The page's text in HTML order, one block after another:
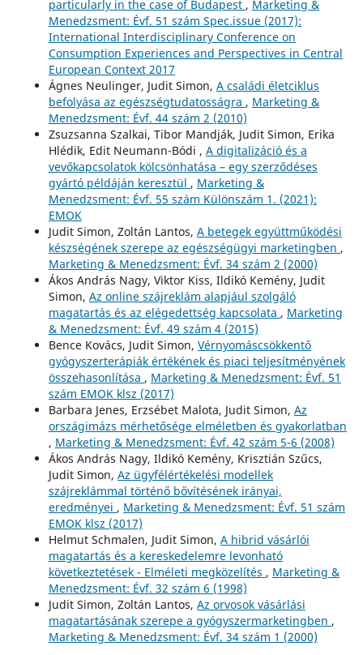
particularly in the case of Budapest , Marketing &
Menedzsment: Évf. 51 szám Spec.issue (2017):
International Interdisciplinary Conference on
Consumption Experiences and Perspectives in Central
European Context 2017
Ágnes Neulinger, Judit Simon, A családi életciklus
befolyása az egészségtudatosságra , Marketing &
Menedzsment: Évf. 44 szám 2 (2010)
Zsuzsanna Szalkai, Tibor Mandják, Judit Simon, Erika
Hlédik, Edit Neumann-Bódi , A digitalizáció és a
vevőkapcsolatok kölcsönhatása – egy szerződéses
gyártó példáján keresztül , Marketing &
Menedzsment: Évf. 55 szám Különszám 1. (2021):
EMOK
Judit Simon, Zoltán Lantos, A betegek együttműködési
készségének szerepe az egészségügyi marketingben ,
Marketing & Menedzsment: Évf. 34 szám 2 (2000)
Ákos András Nagy, Viktor Kiss, Ildikó Kemény, Judit
Simon, Az online szájreklám alapjául szolgáló
magatartás és az elégedettség kapcsolata , Marketing
& Menedzsment: Évf. 49 szám 4 (2015)
Bence Kovács, Judit Simon, Vérnyomáscsökkentő
gyógyszerterápiák értékének és piaci teljesítményének
összehasonlítása , Marketing & Menedzsment: Évf. 51
szám EMOK klsz (2017)
Barbara Jenes, Erzsébet Malota, Judit Simon, Az
országimázs mérhetősége elméletben és gyakorlatban
, Marketing & Menedzsment: Évf. 42 szám 5-6 (2008)
Ákos András Nagy, Ildikó Kemény, Krisztián Szűcs,
Judit Simon, Az ügyfélértékelési modellek
szájreklámmal történő bővítésének irányai,
eredményei , Marketing & Menedzsment: Évf. 51 szám
EMOK klsz (2017)
Helmut Schmalen, Judit Simon, A hibrid vásárlói
magatartás és a kereskedelemre levonható
következtetések - Elméleti megközelítés , Marketing &
Menedzsment: Évf. 32 szám 6 (1998)
Judit Simon, Zoltán Lantos, Az orvosok vásárlási
magatartásának szerepe a gyógyszermarketingben ,
Marketing & Menedzsment: Évf. 34 szám 1 (2000)